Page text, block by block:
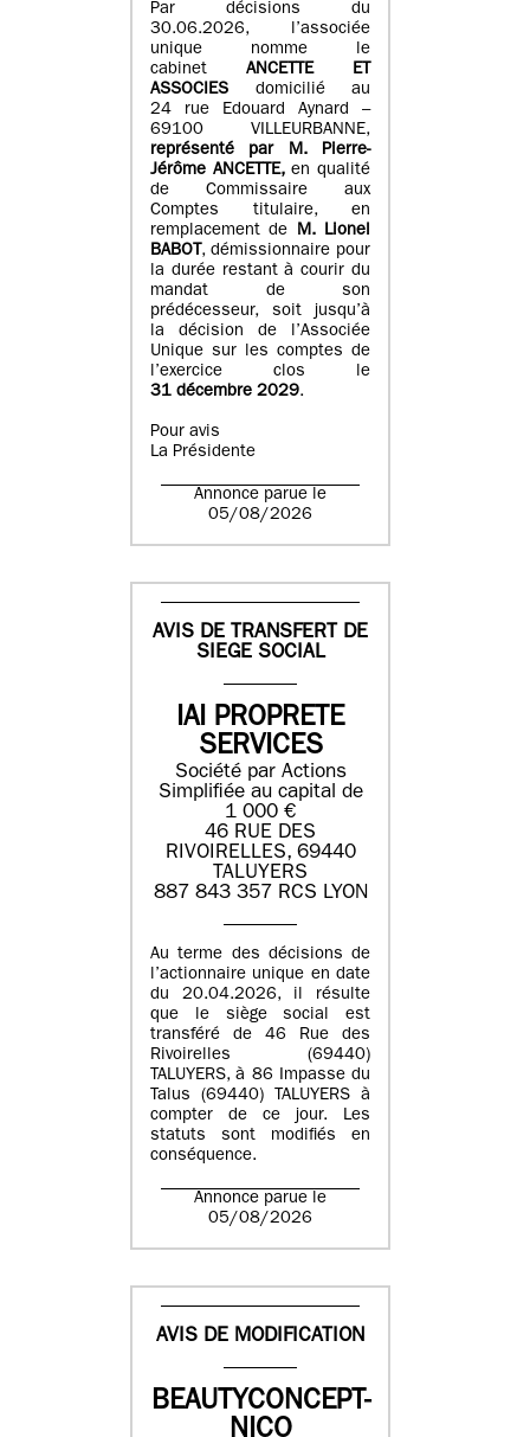
Par décisions du
30.06.2026, l’associée
unique nomme le
cabinet ANCETTE ET
ASSOCIES
domicilié au
24 rue Edouard Aynard –
69100 VILLEURBANNE,
représenté par M.Pierre-
Jérôme ANCETTE, en qualité
de Commissaire aux
Comptes titulaire, en
remplacement de M.Lionel
BABOT , démissionnaire pour
la durée restant à courir du
mandat de son
prédécesseur, soit jusqu’à
la décision de l’Associée
Unique sur les comptes de
l’exercice clos le
31 décembre 2029.
Pour avis
La Présidente
Annonce parue le
05/08/2026
AVIS DE TRANSFERT DE
SIEGE SOCIAL
IAI PROPRETE
SERVICES
Société par Actions
Simplifiée au capital de
1 000 €
46 RUE DES
RIVOIRELLES, 69440
TALUYERS
887 843 357 RCS LYON
Au terme des décisions de
l’actionnaire unique en date
du 20.04.2026, il résulte
que le siège social est
transféré de 46 Rue des
Rivoirelles (69440)
TALUYERS, à 86 Impasse du
Talus (69440) TALUYERS à
compter de ce jour. Les
statuts sont modifiés en
conséquence.
Annonce parue le
05/08/2026
AVIS DE MODIFICATION
BEAUTYCONCEPT-